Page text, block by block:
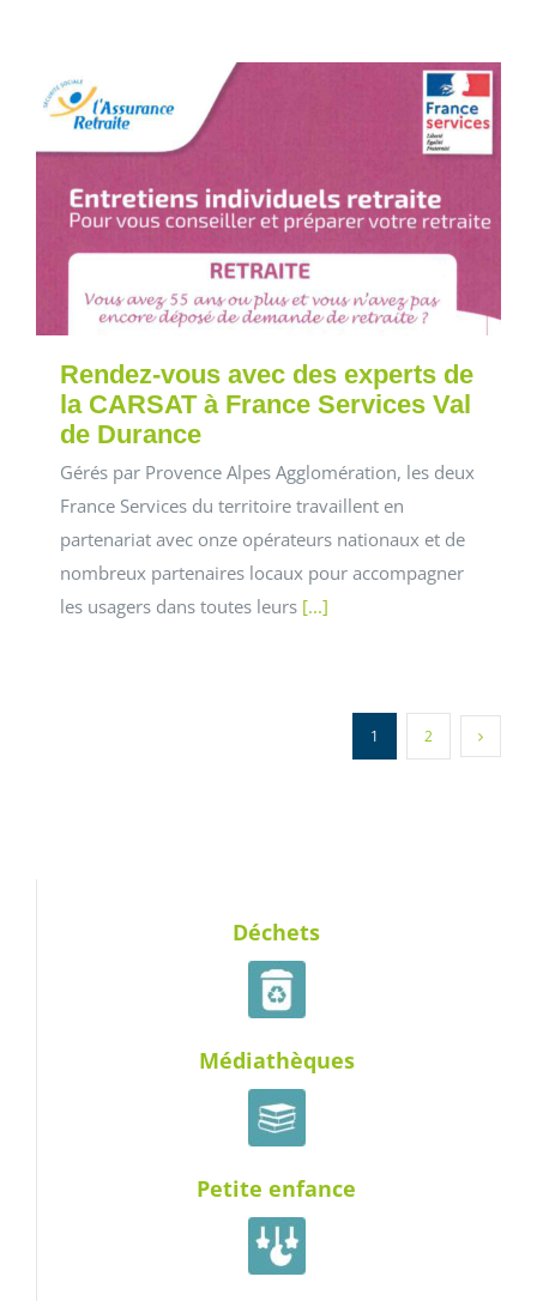
Rendez-vous avec des experts de
la CARSAT à France Services Val
de Durance
Gérés par Provence Alpes Agglomération, les deux
France Services du territoire travaillent en
partenariat avec onze opérateurs nationaux et de
nombreux partenaires locaux pour accompagner
les usagers dans toutes leurs [...]
1 2
Déchets
Médiathèques
Petite enfance